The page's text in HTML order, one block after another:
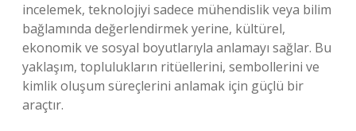
incelemek, teknolojiyi sadece mühendislik veya bilim
bağlamında değerlendirmek yerine, kültürel,
ekonomik ve sosyal boyutlarıyla anlamayı sağlar. Bu
yaklaşım, toplulukların ritüellerini, sembollerini ve
kimlik oluşum süreçlerini anlamak için güçlü bir
araçtır.